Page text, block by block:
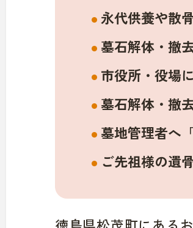
永代供養や散
墓石解体・撤
市役所・役場
墓石解体・撤
墓地管理者へ
ご先祖様の遺